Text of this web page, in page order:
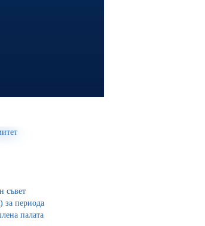
съвет
за периода
палата